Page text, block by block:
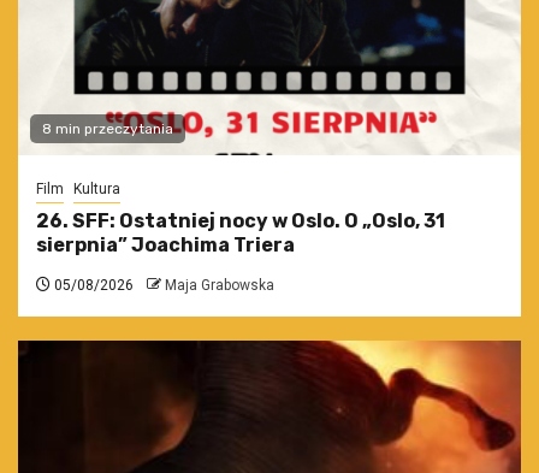
8 min przeczytania
Film Kultura
26. SFF: Ostatniej nocy w Oslo. O „Oslo, 31
sierpnia” Joachima Triera
05/08/2026 Maja Grabowska